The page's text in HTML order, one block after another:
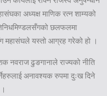
अध्यक्ष माणिक रत्न शाम्यको
छलफलमा
महासंघले यस्तो आग्रह गरेको हो ।
नवराज ढुङगानाले राज्यको नीति
अनावश्यक रुपमा दुःख दिने